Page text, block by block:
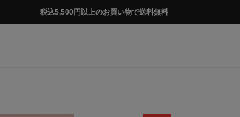
税込5,500円以上のお買い物で送料無料